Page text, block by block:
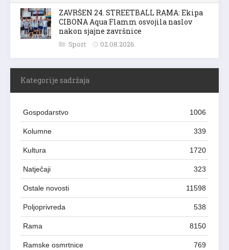
ZAVRŠEN 24. STREETBALL RAMA: Ekipa
CIBONA Aqua Flamm osvojila naslov
nakon sjajne završnice
Sport 02.08.2026.
Kategorije sadržaja
Gospodarstvo 1006
Kolumne 339
Kultura 1720
Natječaji 323
Ostale novosti 11598
Poljoprivreda 538
Rama 8150
Ramske osmrtnice 769